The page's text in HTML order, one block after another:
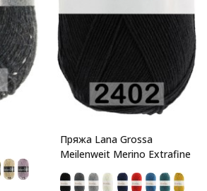
Пряжа Lana Grossa
Meilenweit Merino Extrafine